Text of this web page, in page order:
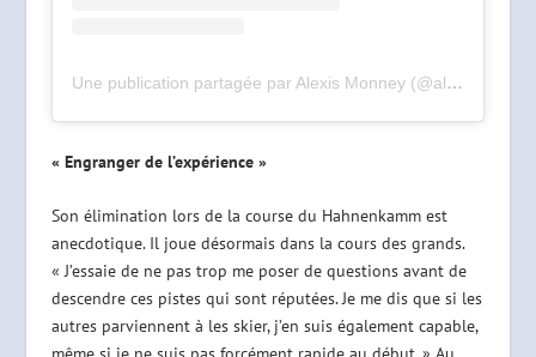
Une publication partagée par Alexis Monney (@alexis_monney)
« Engranger de l’expérience »
Son élimination lors de la course du Hahnenkamm est
anecdotique. Il joue désormais dans la cours des grands.
« J’essaie de ne pas trop me poser de questions avant de
descendre ces pistes qui sont réputées. Je me dis que si les
autres parviennent à les skier, j’en suis également capable,